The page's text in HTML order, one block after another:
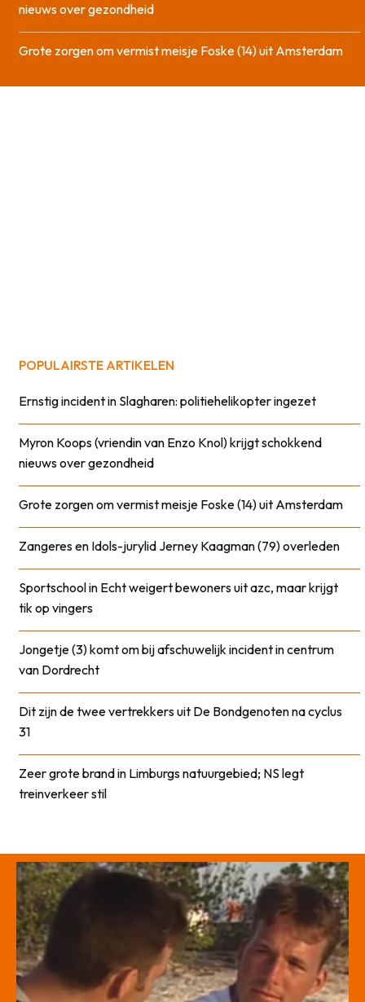
nieuws over gezondheid
Grote zorgen om vermist meisje Foske (14) uit Amsterdam
POPULAIRSTE ARTIKELEN
Ernstig incident in Slagharen: politiehelikopter ingezet
Myron Koops (vriendin van Enzo Knol) krijgt schokkend
nieuws over gezondheid
Grote zorgen om vermist meisje Foske (14) uit Amsterdam
Zangeres en Idols-jurylid Jerney Kaagman (79) overleden
Sportschool in Echt weigert bewoners uit azc, maar krijgt
tik op vingers
Jongetje (3) komt om bij afschuwelijk incident in centrum
van Dordrecht
Dit zijn de twee vertrekkers uit De Bondgenoten na cyclus
31
Zeer grote brand in Limburgs natuurgebied; NS legt
treinverkeer stil